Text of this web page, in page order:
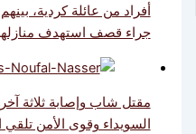
أفراد من عائلة كردية،
جراء قصف استهدف
مقتل شاب وإصابة ثلاثة
السويداء وقوى الأمن